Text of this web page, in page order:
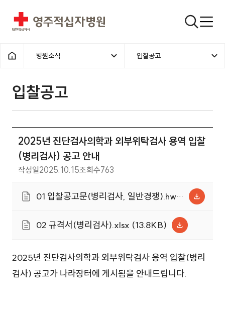
영주적십자병원 검색창
홈으로
병원소식 입찰공고
입찰공고
2025년 진단검사의학과 외부위탁검사 용역 입찰
(병리검사) 공고 안내
작성일2025.10.15조회수763
01 입찰공고문(병리검사, 일반경쟁).hwp
02 규격서(병리검사).xlsx (13.8KB)
2025년 진단검사의학과 외부위탁검사 용역 입찰(병리
검사) 공고가 나라장터에 게시됨을 안내드립니다.